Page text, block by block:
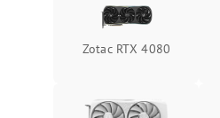
Zotac RTX 4080